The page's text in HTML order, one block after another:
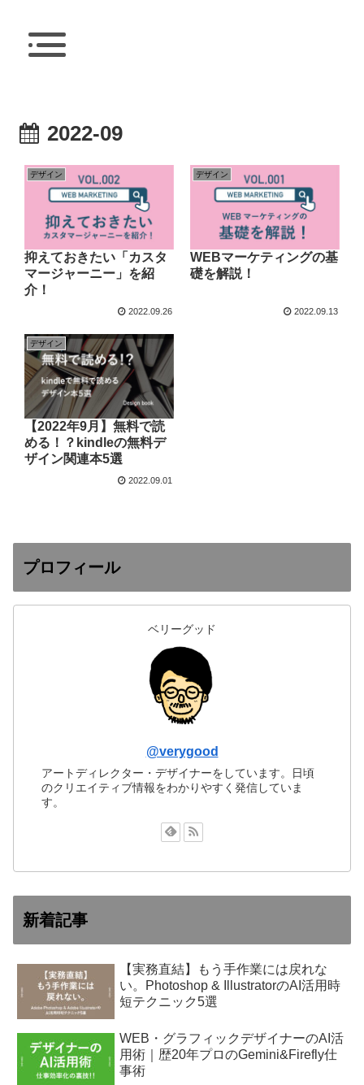
2022-09
デザイン
抑えておきたい「カスタ
マージャーニー」を紹
介！
2022.09.26
デザイン
WEBマーケティングの基
礎を解説！
2022.09.13
デザイン
【2022年9月】無料で読
める！？kindleの無料デ
ザイン関連本5選
2022.09.01
プロフィール
ベリーグッド
@verygood
アートディレクター・デザイナーをしています。日頃
のクリエイティブ情報をわかりやすく発信していま
す。
新着記事
【実務直結】もう手作業には戻れな
い。Photoshop & IllustratorのAI活用時
短テクニック5選
WEB・グラフィックデザイナーのAI活
用術｜歴20年プロのGemini&Firefly仕
事術